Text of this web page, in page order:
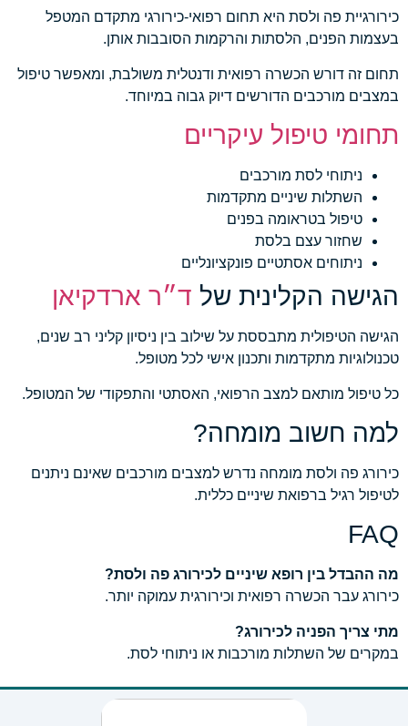
כירורגיית פה ולסת היא תחום רפואי-כירורגי מתקדם המטפל
בעצמות הפנים, הלסתות והרקמות הסובבות אותן.
תחום זה דורש הכשרה רפואית ודנטלית משולבת, ומאפשר טיפול
במצבים מורכבים הדורשים דיוק גבוה במיוחד.
תחומי טיפול עיקריים
ניתוחי לסת מורכבים
השתלות שיניים מתקדמות
טיפול בטראומה בפנים
שחזור עצם בלסת
ניתוחים אסתטיים פונקציונליים
הגישה הקלינית של ד״ר ארדקיאן
הגישה הטיפולית מתבססת על שילוב בין ניסיון קליני רב שנים,
טכנולוגיות מתקדמות ותכנון אישי לכל מטופל.
כל טיפול מותאם למצב הרפואי, האסתטי והתפקודי של המטופל.
למה חשוב מומחה?
כירורג פה ולסת מומחה נדרש למצבים מורכבים שאינם ניתנים
לטיפול רגיל ברפואת שיניים כללית.
FAQ
מה ההבדל בין רופא שיניים לכירורג פה ולסת?
כירורג עבר הכשרה רפואית וכירורגית עמוקה יותר.
מתי צריך הפניה לכירורג?
במקרים של השתלות מורכבות או ניתוחי לסת.